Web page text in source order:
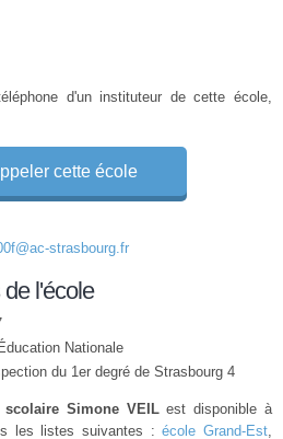
d'un instituteur de cette école,
cette école
strasbourg.fr
l'école
Nationale
du 1er degré de Strasbourg 4
scolaire Simone VEILest disponible à
les listes suivantes :école Grand-Est,